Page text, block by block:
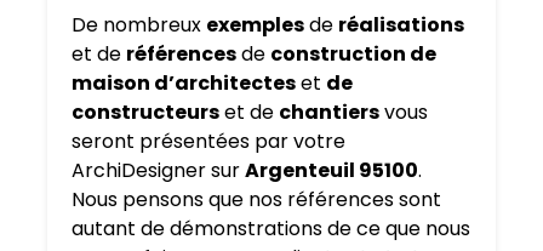
De nombreux exemplesde réalisations
et de référencesde construction de
maison d’architecteset de
constructeurset de chantiersvous
seront présentées par votre
ArchiDesigner surArgenteuil 95100.
Nous pensons que nos références sont
autant de démonstrations de ce que nous